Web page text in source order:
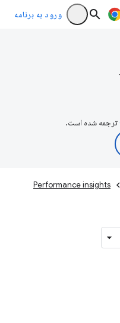
ورود به برنامه
ترجمه شده است.
Performance insights